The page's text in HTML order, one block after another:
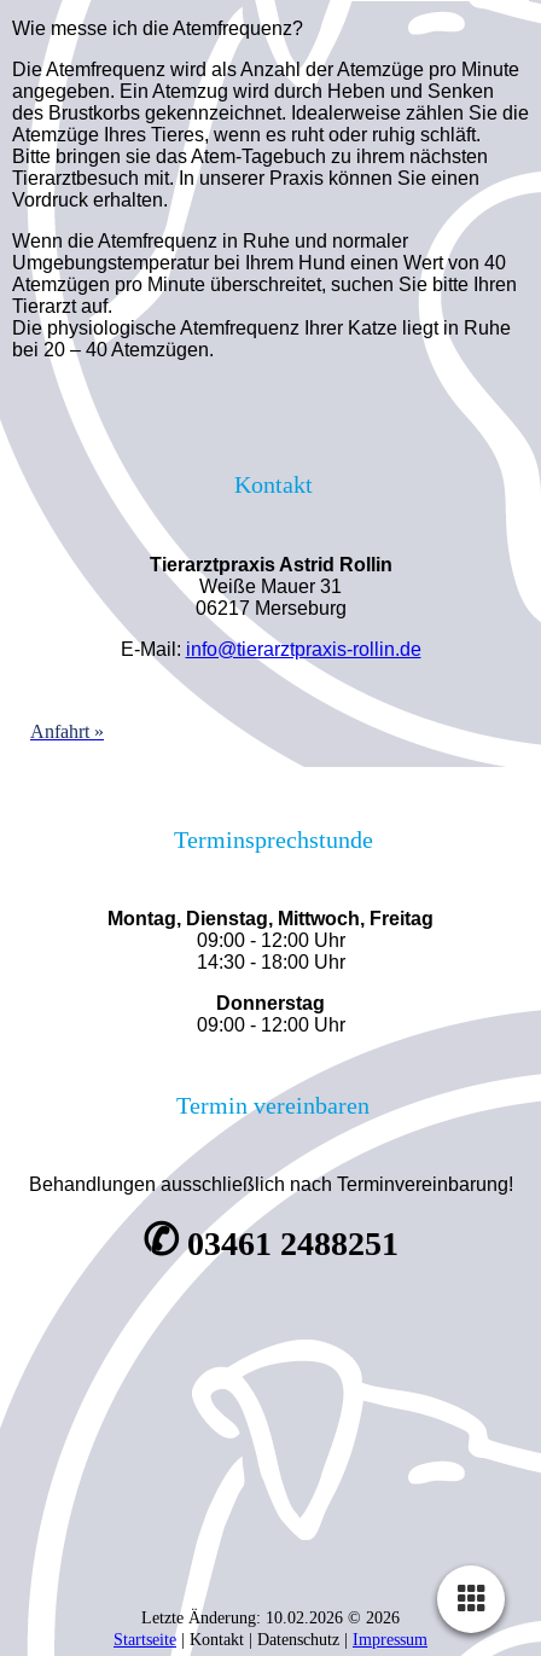
Wie messe ich die Atemfrequenz?
Die Atemfrequenz wird als Anzahl der Atemzüge pro Minute
angegeben. Ein Atemzug wird durch Heben und Senken
des Brustkorbs gekennzeichnet. Idealerweise zählen Sie die
Atemzüge Ihres Tieres, wenn es ruht oder ruhig schläft.
Bitte bringen sie das Atem-Tagebuch zu ihrem nächsten
Tierarztbesuch mit. In unserer Praxis können Sie einen
Vordruck erhalten.
Wenn die Atemfrequenz in Ruhe und normaler
Umgebungstemperatur bei Ihrem Hund einen Wert von 40
Atemzügen pro Minute überschreitet, suchen Sie bitte Ihren
Tierarzt auf.
Die physiologische Atemfrequenz Ihrer Katze liegt in Ruhe
bei 20 – 40 Atemzügen.
Kontakt
Tierarztpraxis Astrid Rollin
Weiße Mauer 31
06217 Merseburg
E-Mail: info@tierarztpraxis-rollin.de
Anfahrt »
Terminsprechstunde
Montag, Dienstag, Mittwoch, Freitag
09:00 - 12:00 Uhr
14:30 - 18:00 Uhr
Donnerstag
09:00 - 12:00 Uhr
Termin vereinbaren
Behandlungen ausschließlich nach Terminvereinbarung!
✆03461 2488251
Letzte Änderung: 10.02.2026 © 2026
Startseite | Kontakt | Daten­schutz | Impressum